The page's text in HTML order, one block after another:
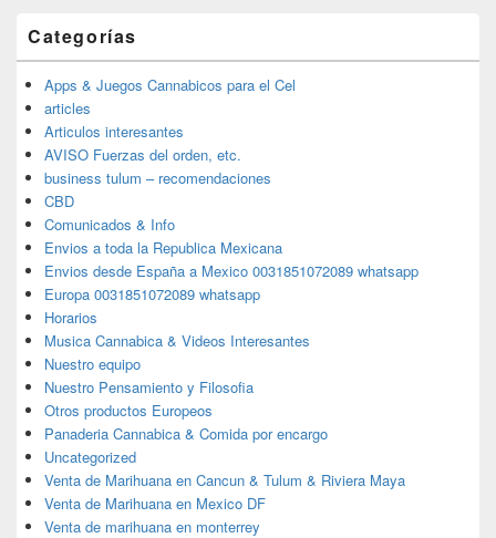
Categorías
Apps & Juegos Cannabicos para el Cel
articles
Articulos interesantes
AVISO Fuerzas del orden, etc.
business tulum – recomendaciones
CBD
Comunicados & Info
Envios a toda la Republica Mexicana
Envios desde España a Mexico 0031851072089 whatsapp
Europa 0031851072089 whatsapp
Horarios
Musica Cannabica & Videos Interesantes
Nuestro equipo
Nuestro Pensamiento y Filosofia
Otros productos Europeos
Panaderia Cannabica & Comida por encargo
Uncategorized
Venta de Marihuana en Cancun & Tulum & Riviera Maya
Venta de Marihuana en Mexico DF
Venta de marihuana en monterrey